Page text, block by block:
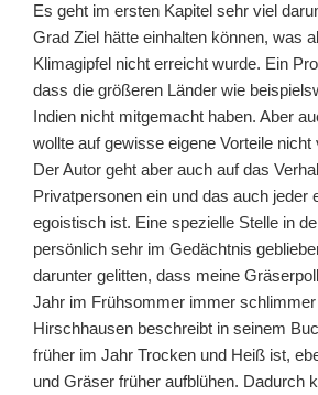
Es geht im ersten Kapitel sehr viel
Grad Ziel hätte einhalten können, was
Klimagipfel nicht erreicht wurde. Ein
dass die größeren Länder wie
Indien nicht mitgemacht haben. Aber
wollte auf gewisse eigene Vorteile
Der Autor geht aber auch auf das
Privatpersonen ein und das auch jeder
egoistisch ist. Eine spezielle Stelle in
persönlich sehr im Gedächtnis
darunter gelitten, dass meine
Jahr im Frühsommer immer
Hirschhausen beschreibt in seinem
früher im Jahr Trocken und Heiß ist,
und Gräser früher aufblühen. Dadurch